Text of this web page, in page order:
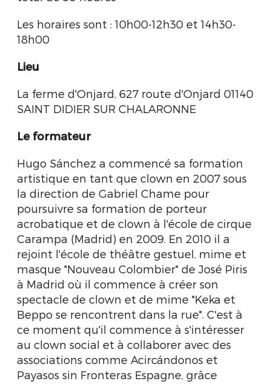
Les horaires sont : 10h00-12h30 et 14h30-
18h00
Lieu
La ferme d'Onjard, 627 route d'Onjard 01140
SAINT DIDIER SUR CHALARONNE
Le formateur
Hugo Sánchez a commencé sa formation
artistique en tant que clown en 2007 sous
la direction de Gabriel Chame pour
poursuivre sa formation de porteur
acrobatique et de clown à l'école de cirque
Carampa (Madrid) en 2009. En 2010 il a
rejoint l'école de théâtre gestuel, mime et
masque "Nouveau Colombier" de José Piris
à Madrid où il commence à créer son
spectacle de clown et de mime "Keka et
Beppo se rencontrent dans la rue". C'est à
ce moment qu'il commence à s'intéresser
au clown social et à collaborer avec des
associations comme Acircándonos et
Payasos sin Fronteras Espagne, grâce